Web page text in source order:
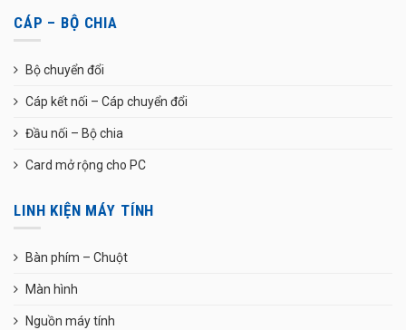
CÁP – BỘ CHIA
Bộ chuyển đổi
Cáp kết nối – Cáp chuyển đổi
Đầu nối – Bộ chia
Card mở rộng cho PC
LINH KIỆN MÁY TÍNH
Bàn phím – Chuột
Màn hình
Nguồn máy tính